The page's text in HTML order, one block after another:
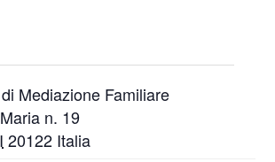
Mediazione Familiare
n. 19
20122 Italia